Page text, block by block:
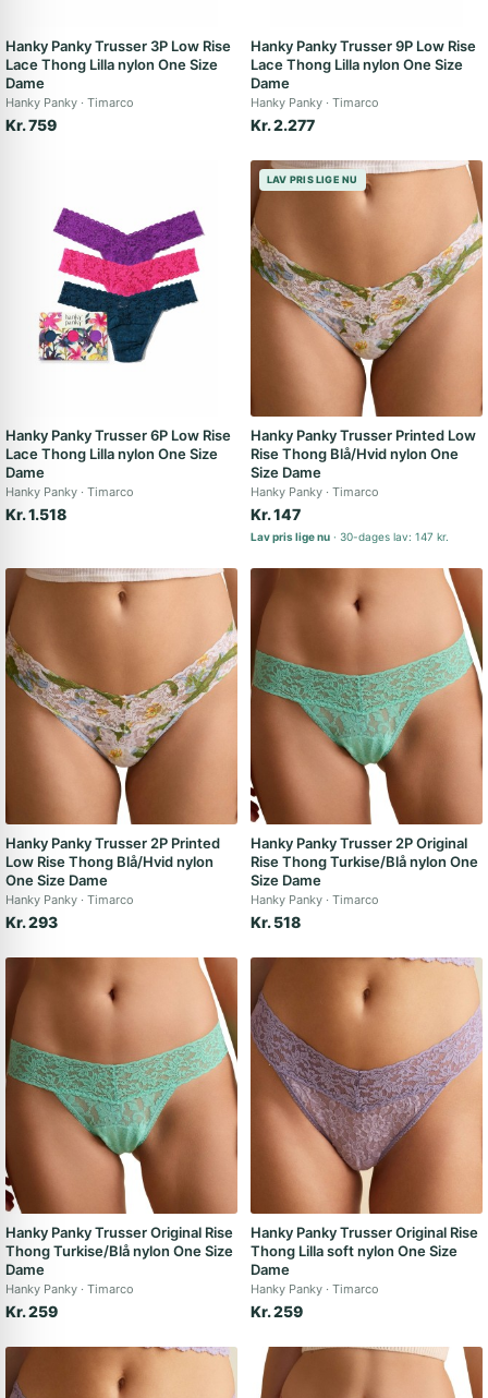
Hanky Panky Trusser 3P Low Rise
Lace Thong Lilla nylon One Size
Dame
Hanky Panky Timarco
Kr. 759
Hanky Panky Trusser 9P Low Rise
Lace Thong Lilla nylon One Size
Dame
Hanky Panky Timarco
Kr. 2.277
Hanky Panky Trusser 6P Low Rise
Lace Thong Lilla nylon One Size
Dame
Hanky Panky Timarco
Kr. 1.518
LAV PRIS LIGE NU
Hanky Panky Trusser Printed Low
Rise Thong Blå/Hvid nylon One
Size Dame
Hanky Panky Timarco
Kr. 147
Lav pris lige nu 30-dages lav: 147 kr.
Hanky Panky Trusser 2P Printed
Low Rise Thong Blå/Hvid nylon
One Size Dame
Hanky Panky Timarco
Kr. 293
Hanky Panky Trusser 2P Original
Rise Thong Turkise/Blå nylon One
Size Dame
Hanky Panky Timarco
Kr. 518
Hanky Panky Trusser Original Rise
Thong Turkise/Blå nylon One Size
Dame
Hanky Panky Timarco
Kr. 259
Hanky Panky Trusser Original Rise
Thong Lilla soft nylon One Size
Dame
Hanky Panky Timarco
Kr. 259